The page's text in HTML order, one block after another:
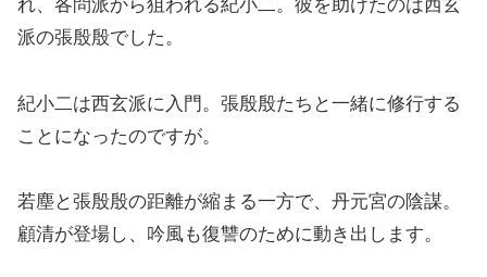
れ、各問派から狙われる紀小二。彼を助けたのは西玄
派の張殷殷でした。
紀小二は西玄派に入門。張殷殷たちと一緒に修行する
ことになったのですが。
若塵と張殷殷の距離が縮まる一方で、丹元宮の陰謀。
顧清が登場し、吟風も復讐のために動き出します。